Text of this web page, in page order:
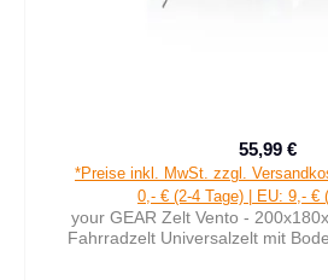
55,99 €
*Preise inkl. MwSt. zzgl.
0,- € (2-4 Tage) | EU: 9,- €
your GEAR Zelt Vento -
Fahrradzelt Universalzelt mit